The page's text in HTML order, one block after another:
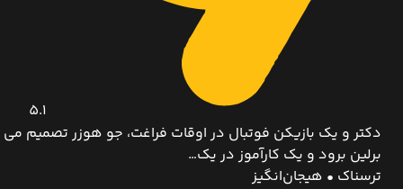
5.1
دکتر و یک بازیکن فوتبال در اوقات فراغت، جو هوزر تصمیم می
برلین برود و یک کارآموز در یک…
ترسناک • هیجان‌انگیز